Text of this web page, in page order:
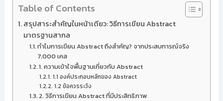
Table of Contents
สรุปสาระสำคัญในหน้าเดียว: วิธีการเขียน Abstract
มาตรฐานสากล
ทำไมการเขียน Abstract ถึงสำคัญ? จากประสบการณ์จริง
7,000 เคส
1. ความเข้าใจพื้นฐานเกี่ยวกับ Abstract
1.1 องค์ประกอบหลักของ Abstract
1.2 ข้อควรระวัง
2. วิธีการเขียน Abstract ที่มีประสิทธิภาพ